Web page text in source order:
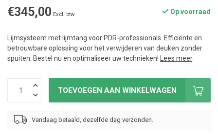
€345,00 Excl. btw Op voorraad
Lijmsysteem met lijmtang voor PDR-professionals. Efficiënte en
betrouwbare oplossing voor het verwijderen van deuken zonder
spuiten. Bestel nu en optimaliseer uw technieken!
Lees meer.
TOEVOEGEN AAN WINKELWAGEN
Vandaag betaald, dezelfde dag verzonden.